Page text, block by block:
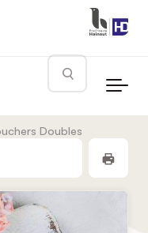
Rechercher
Doubles